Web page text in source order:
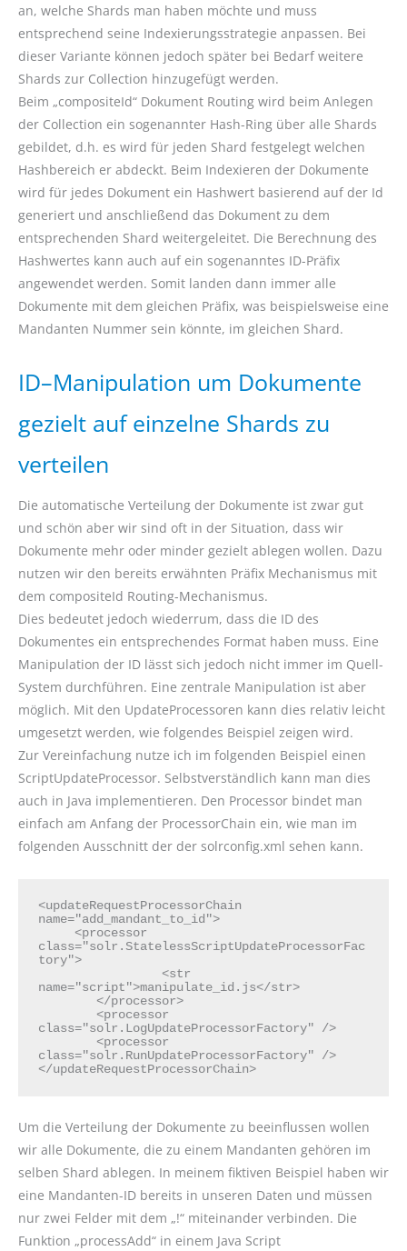
an, welche Shards man haben möchte und muss
entsprechend seine Indexierungsstrategie anpassen. Bei
dieser Variante können jedoch später bei Bedarf weitere
Shards zur Collection hinzugefügt werden.
Beim „compositeId“ Dokument Routing wird beim Anlegen
der Collection ein sogenannter Hash-Ring über alle Shards
gebildet, d.h. es wird für jeden Shard festgelegt welchen
Hashbereich er abdeckt. Beim Indexieren der Dokumente
wird für jedes Dokument ein Hashwert basierend auf der Id
generiert und anschließend das Dokument zu dem
entsprechenden Shard weitergeleitet. Die Berechnung des
Hashwertes kann auch auf ein sogenanntes ID-Präfix
angewendet werden. Somit landen dann immer alle
Dokumente mit dem gleichen Präfix, was beispielsweise eine
Mandanten Nummer sein könnte, im gleichen Shard.
ID–Manipulation um Dokumente
gezielt auf einzelne Shards zu
verteilen
Die automatische Verteilung der Dokumente ist zwar gut
und schön aber wir sind oft in der Situation, dass wir
Dokumente mehr oder minder gezielt ablegen wollen. Dazu
nutzen wir den bereits erwähnten Präfix Mechanismus mit
dem compositeId Routing-Mechanismus.
Dies bedeutet jedoch wiederrum, dass die ID des
Dokumentes ein entsprechendes Format haben muss. Eine
Manipulation der ID lässt sich jedoch nicht immer im Quell-
System durchführen. Eine zentrale Manipulation ist aber
möglich. Mit den UpdateProcessoren kann dies relativ leicht
umgesetzt werden, wie folgendes Beispiel zeigen wird.
Zur Vereinfachung nutze ich im folgenden Beispiel einen
ScriptUpdateProcessor. Selbstverständlich kann man dies
auch in Java implementieren. Den Processor bindet man
einfach am Anfang der ProcessorChain ein, wie man im
folgenden Ausschnitt der der solrconfig.xml sehen kann.
<updateRequestProcessorChain
name="add_mandant_to_id">
class="solr.StatelessScriptUpdateProcessorFac
tory">
name="script">manipulate_id.js</str>
class="solr.LogUpdateProcessorFactory" />
class="solr.RunUpdateProcessorFactory" />
</updateRequestProcessorChain>
Um die Verteilung der Dokumente zu beeinflussen wollen
wir alle Dokumente, die zu einem Mandanten gehören im
selben Shard ablegen. In meinem fiktiven Beispiel haben wir
eine Mandanten-ID bereits in unseren Daten und müssen
nur zwei Felder mit dem „!“ miteinander verbinden. Die
Funktion „processAdd“ in einem Java Script